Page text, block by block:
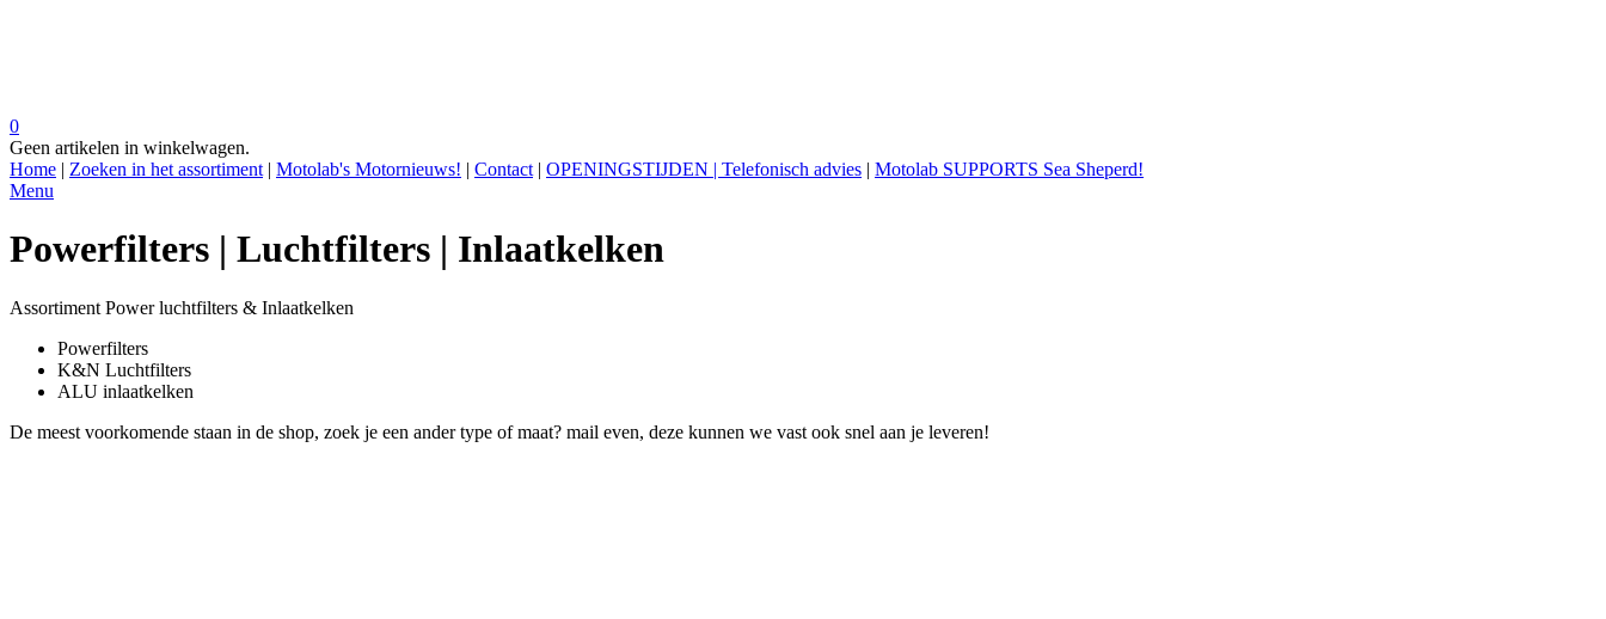
0
Geen artikelen in winkelwagen.
Home | Zoeken in het assortiment | Motolab's Motornieuws! | Contact | OPENINGSTIJDEN | Telefonisch advies | Motolab SUPPORTS Sea Sheperd!
Menu
Powerfilters | Luchtfilters | Inlaatkelken
Assortiment Power luchtfilters & Inlaatkelken
Powerfilters
K&N Luchtfilters
ALU inlaatkelken
De meest voorkomende staan in de shop, zoek je een ander type of maat? mail even, deze kunnen we vast ook snel aan je leveren!